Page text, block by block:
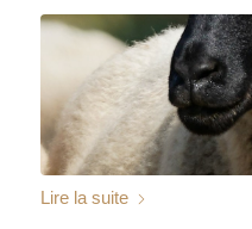
Lire la suite